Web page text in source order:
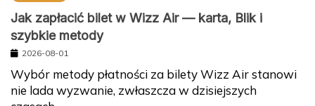
Jak zapłacić bilet w Wizz Air — karta, Blik i
szybkie metody
2026-08-01
Wybór metody płatności za bilety Wizz Air stanowi
nie lada wyzwanie, zwłaszcza w dzisiejszych